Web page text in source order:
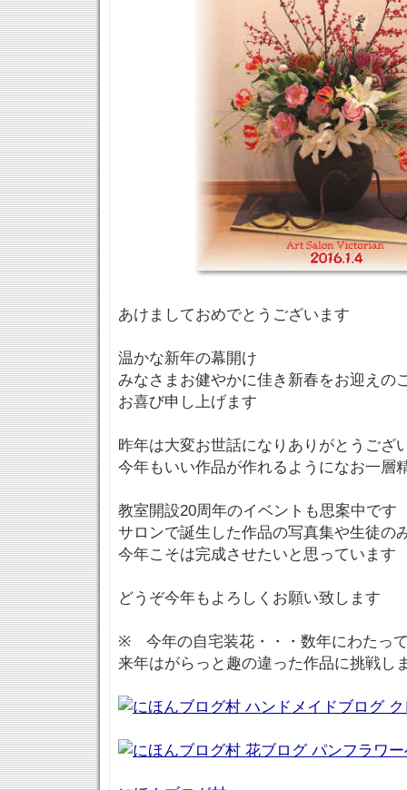
あけましておめでとうございます
温かな新年の幕開け
みなさまお健やかに佳き新春をお迎えの
お喜び申し上げます
昨年は大変お世話になりありがとうござ
今年もいい作品が作れるようになお一層
教室開設20周年のイベントも思案中です
サロンで誕生した作品の写真集や生徒の
今年こそは完成させたいと思っています
どうぞ今年もよろしくお願い致します
※ 今年の自宅装花・・・数年にわたっ
来年はがらっと趣の違った作品に挑戦し